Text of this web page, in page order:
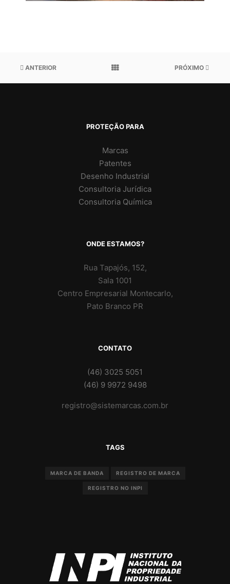
ANTERIOR PRÓXIMO
PROTEÇÃO PARA
Marcas
Patentes
Desenho Industrial
Consultoria Jurídica
Consultoria Química
ONDE ESTAMOS?
Rua Tapajós, 152,
Sala 1001
Centro Empresarial Montecarlo,
Pato Branco PR
CONTATO
(46) 3025 5051
(46) 9 9972 9498
registro@sistemarcas.com.br
TAGS
MARCA DE BANDA REGISTRO DE MARCA
REGISTRO NO INPI